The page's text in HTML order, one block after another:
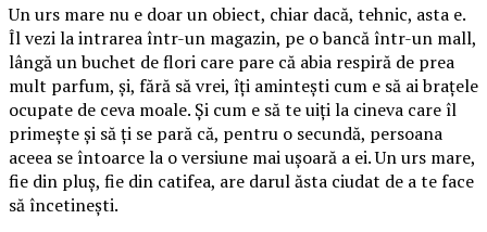
Un urs mare nu e doar un obiect, chiar dacă, tehnic, asta e.
Îl vezi la intrarea într-un magazin, pe o bancă într-un mall,
lângă un buchet de flori care pare că abia respiră de prea
mult parfum, și, fără să vrei, îți amintești cum e să ai brațele
ocupate de ceva moale. Și cum e să te uiți la cineva care îl
primește și să ți se pară că, pentru o secundă, persoana
aceea se întoarce la o versiune mai ușoară a ei. Un urs mare,
fie din pluș, fie din catifea, are darul ăsta ciudat de a te face
să încetinești.